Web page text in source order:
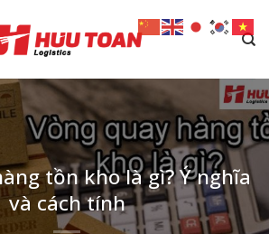
tồn kho là gì? Ý nghĩa
và cách tính